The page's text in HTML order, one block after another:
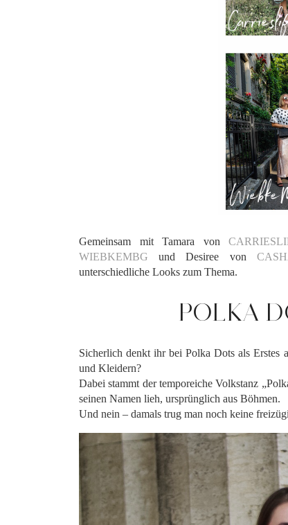
Gemeinsam mit Tamara von
WIEBKEMBG und Desiree von
unterschiedliche Looks zum Thema.
POLKA
Sicherlich denkt ihr bei Polka Dots als Erstes
und Kleidern?
Dabei stammt der temporeiche Volkstanz
seinen Namen lieh, ursprünglich aus Böhmen.
Und nein – damals trug man noch keine